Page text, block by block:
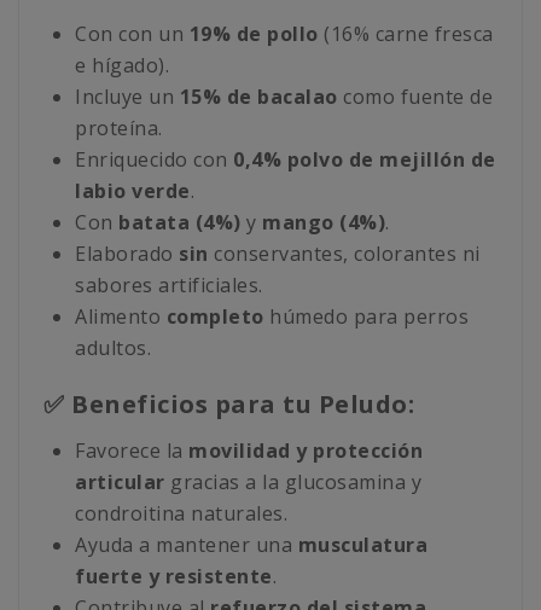
Con con un 19% de pollo (16% carne fresca
e hígado).
Incluye un 15% de bacalao como fuente de
proteína.
Enriquecido con 0,4% polvo de mejillón de
labio verde.
Con batata (4%) y mango (4%).
Elaborado sin conservantes, colorantes ni
sabores artificiales.
Alimento completo húmedo para perros
adultos.
✅ Beneficios para tu Peludo:
Favorece la movilidad y protección
articular gracias a la glucosamina y
condroitina naturales.
Ayuda a mantener una musculatura
fuerte y resistente.